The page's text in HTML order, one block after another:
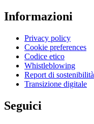
Informazioni
Privacy policy
Cookie preferences
Codice etico
Whistleblowing
Report di sostenibilità
Transizione digitale
Seguici